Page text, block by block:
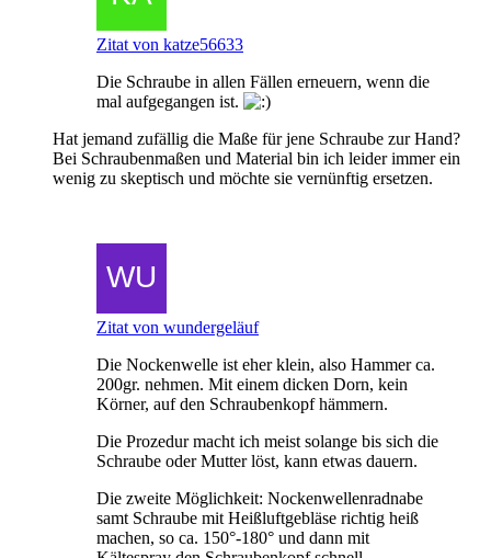
Zitat von katze56633
Die Schraube in allen Fällen erneuern, wenn die
mal aufgegangen ist.
Hat jemand zufällig die Maße für jene Schraube zur Hand?
Bei Schraubenmaßen und Material bin ich leider immer ein
wenig zu skeptisch und möchte sie vernünftig ersetzen.
Zitat von wundergeläuf
Die Nockenwelle ist eher klein, also Hammer ca.
200gr. nehmen. Mit einem dicken Dorn, kein
Körner, auf den Schraubenkopf hämmern.
Die Prozedur macht ich meist solange bis sich die
Schraube oder Mutter löst, kann etwas dauern.
Die zweite Möglichkeit: Nockenwellenradnabe
samt Schraube mit Heißluftgebläse richtig heiß
machen, so ca. 150°-180° und dann mit